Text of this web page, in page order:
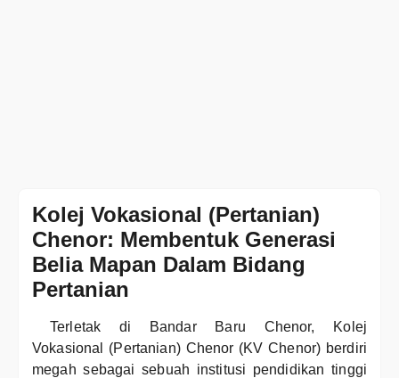
Kolej Vokasional (Pertanian)
Chenor: Membentuk Generasi
Belia Mapan Dalam Bidang
Pertanian
Terletak di Bandar Baru Chenor, Kolej
Vokasional (Pertanian) Chenor (KV Chenor) berdiri
megah sebagai sebuah institusi pendidikan tinggi